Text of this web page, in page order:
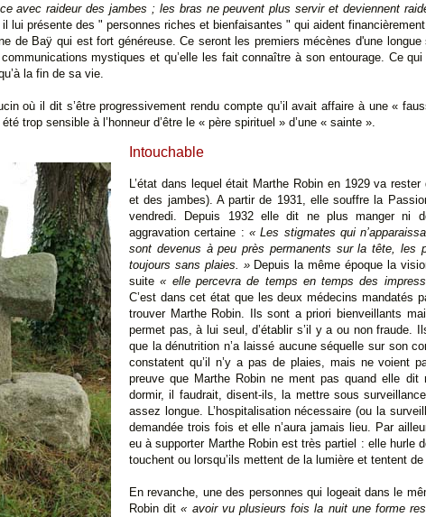
avec raideur des jambes ; les bras ne peuvent plus servir et deviennent
lui présente des " personnes riches et bienfaisantes " qui aident
de Baÿ qui est fort généreuse. Ce seront les premiers mécènes d'une longue
mystiques et qu’elle les fait connaître à son entourage. Ce
la fin de sa vie.
où il dit s’être progressivement rendu compte qu’il avait affaire à une «
trop sensible à l’honneur d’être le « père spirituel » d’une « sainte ».
Intouchable
L’état dans lequel était Marthe Robin en 1929 va
et des jambes). A partir de 1931, elle souffre la
vendredi. Depuis 1932 elle dit ne plus manger ni
aggravation certaine : « Les stigmates qui
sont devenus à peu près permanents sur la tête, les
toujours sans plaies. »Depuis la même époque la
suite« elle percevra de temps en temps des
C’est dans cet état que les deux médecins mandatés
trouver Marthe Robin. Ils sont a priori bienveillants
permet pas, à lui seul, d’établir s’il y a ou non fraude.
que la dénutrition n’a laissé aucune séquelle sur son
constatent qu’il n’y a pas de plaies, mais ne voient
preuve que Marthe Robin ne ment pas quand elle
dormir, il faudrait, disent-ils, la mettre sous
assez longue. L’hospitalisation nécessaire (ou la
demandée trois fois et elle n’aura jamais lieu. Par
eu à supporter Marthe Robin est très partiel : elle hurle
touchent ou lorsqu’ils mettent de la lumière et tentent
En revanche, une des personnes qui logeait dans le
Robin dit« avoir vu plusieurs fois la nuit une forme